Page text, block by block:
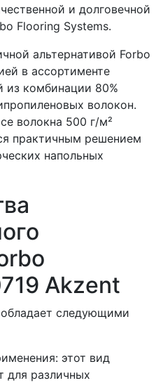
и долговечной
Flooring Systems.
альтернативой Forbo
в ассортименте
из комбинации 80%
волокон.
волокна 500 г/м²
практичным решением
напольных
Akzent
следующими
этот вид
для различных